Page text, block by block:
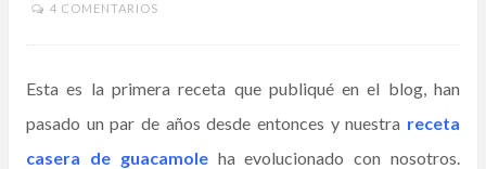
4 COMENTARIOS
Esta es la primera receta que publiqué en el blog, han
pasado un par de años desde entonces y nuestra receta
casera de guacamoleha evolucionado con nosotros.